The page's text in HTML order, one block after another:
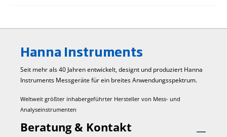
Hanna Instruments
Seit mehr als 40 Jahren entwickelt, designt und produziert Hanna
Instruments Mess­geräte für ein breites Anwendungs­spektrum.
Weltweit größter inhabergeführter Hersteller von Mess- und
Analyseinstrumenten
Beratung & Kontakt